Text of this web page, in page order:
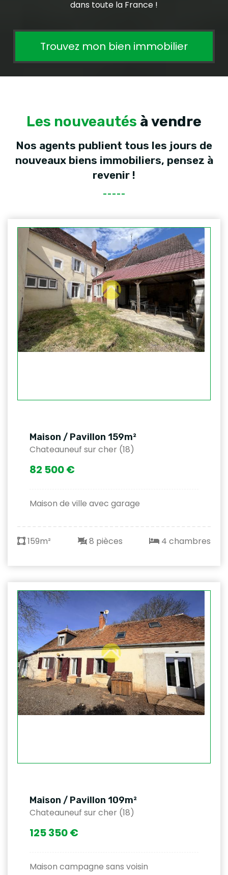
dans toute la France !
Trouvez mon bien immobilier
Les nouveautés à vendre
Nos agents publient tous les jours de
nouveaux biens immobiliers, pensez à
revenir !
Maison / Pavillon 159m²
Chateauneuf sur cher (18)
82 500 €
Maison de ville avec garage
159m² 8 pièces 4 chambres
Maison / Pavillon 109m²
Chateauneuf sur cher (18)
125 350 €
Maison campagne sans voisin